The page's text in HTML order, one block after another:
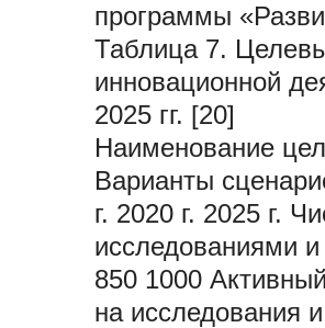
программы
Таблица 7.
инновационной
2025 гг. [20]
Наименование
Варианты
г. 2020 г. 2025 г.
исследованиями
850 1000
на исследования